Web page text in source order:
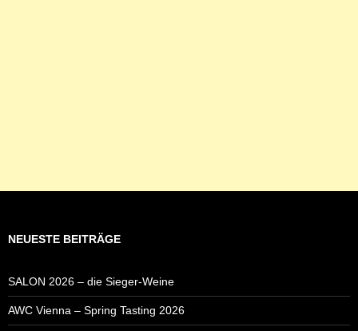
NEUESTE BEITRÄGE
SALON 2026 – die Sieger-Weine
AWC Vienna – Spring Tasting 2026